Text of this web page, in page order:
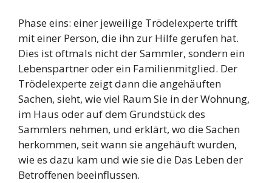
Phase eins: einer jeweilige Trödelexperte trifft
mit einer Person, die ihn zur Hilfe gerufen hat.
Dies ist oftmals nicht der Sammler, sondern ein
Lebenspartner oder ein Familienmitglied. Der
Trödelexperte zeigt dann die angehäuften
Sachen, sieht, wie viel Raum Sie in der Wohnung,
im Haus oder auf dem Grundstück des
Sammlers nehmen, und erklärt, wo die Sachen
herkommen, seit wann sie angehäuft wurden,
wie es dazu kam und wie sie die Das Leben der
Betroffenen beeinflussen.